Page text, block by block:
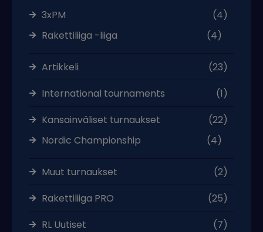
3xPM
(4)
Rakettiliiga -liiga
(4)
Artikkeli
(23)
International tournaments
(1)
Kansainväliset turnaukset
(22)
Nordic Championship
(4)
Muut turnaukset
(2)
Rakettiliiga PRO
(25)
RL Uutiset
(7)